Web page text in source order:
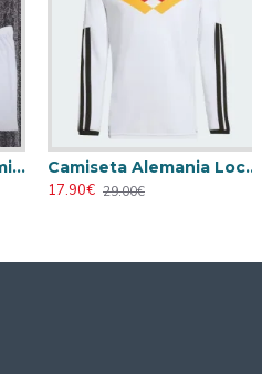
Camiseta Calidad Premium Alemania Away 1996 Retro (Camiseta + Pantalón Corto)
Camiseta Alemania Local Mundial 2026 ML Blanco
17.90€ 29.00€
16.90€ 28.00€